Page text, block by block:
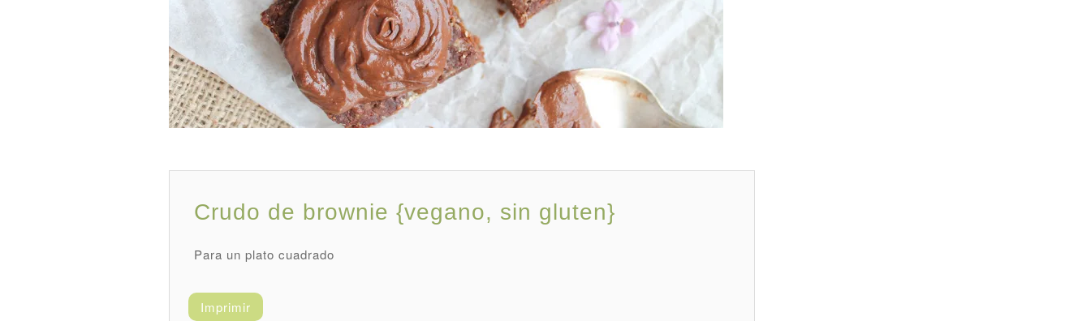
Crudo de brownie {vegano, sin gluten}
Para un plato cuadrado
Registro
Imprimir